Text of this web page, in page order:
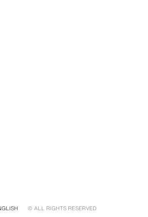
© ALL RIGHTS RESERVED